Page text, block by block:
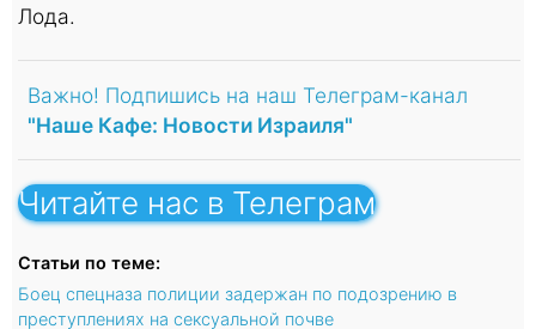
Лода.
Важно! Подпишись на наш Телеграм-канал
"Наше Кафе: Новости Израиля"
Читайте нас в Телеграм
Статьи по теме:
Боец спецназа полиции задержан по подозрению в
преступлениях на сексуальной почве